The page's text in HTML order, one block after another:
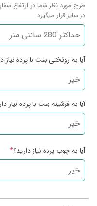
طرح مورد نظر شما در ارتفاع
در سایز قرار میگیرد
آیا به روتختی سِت با پرده نیاز
آیا به فرشینه سِت با پرده نیاز
آیا به چوب پرده نیاز دارید؟*